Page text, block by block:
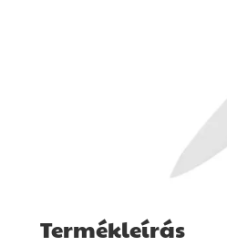
Termékleírás